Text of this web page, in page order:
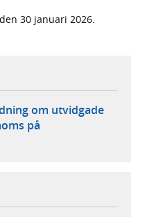
30 januari 2026.
om utvidgade
på